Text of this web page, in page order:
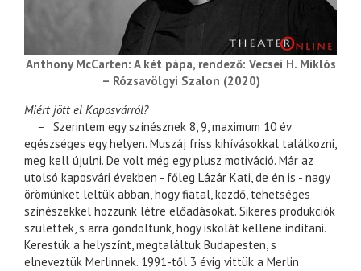
Anthony McCarten: A két pápa, rendező: Vecsei H. Miklós
– Rózsavölgyi Szalon (2020)
Miért jött el Kaposvárról?
– Szerintem egy színésznek 8, 9, maximum 10 év
egészséges egy helyen. Muszáj friss kihívásokkal találkozni,
meg kell újulni. De volt még egy plusz motiváció. Már az
utolsó kaposvári években - főleg Lázár Kati, de én is - nagy
örömünket leltük abban, hogy fiatal, kezdő, tehetséges
színészekkel hozzunk létre előadásokat. Sikeres produkciók
születtek, s arra gondoltunk, hogy iskolát kellene indítani.
Kerestük a helyszínt, megtaláltuk Budapesten, s
elneveztük Merlinnek. 1991-től 3 évig vittük a Merlin